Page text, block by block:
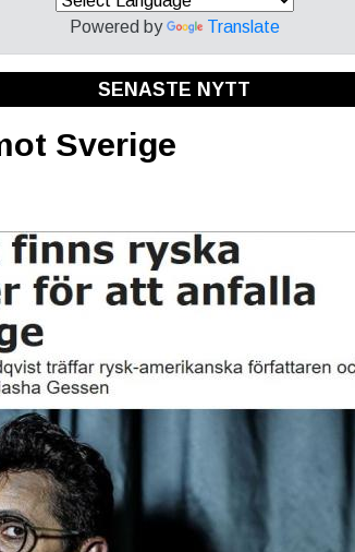
Powered by Translate
SENASTE NYTT
Sverige